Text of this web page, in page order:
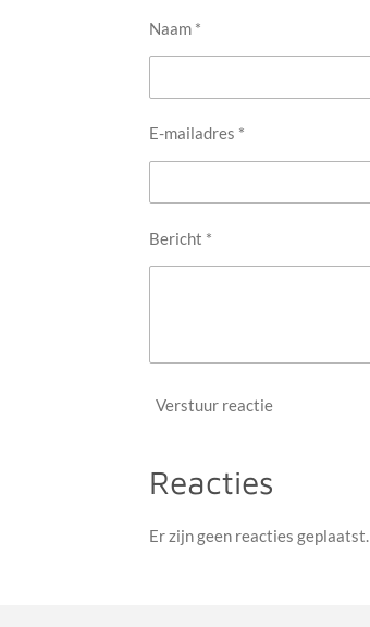
Naam *
E-mailadres *
Bericht *
Verstuur reactie
Reacties
Er zijn geen reacties geplaatst.